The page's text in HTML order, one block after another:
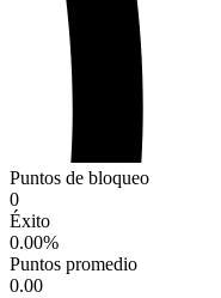
Puntos de bloqueo
0
Éxito
0.00%
Puntos promedio
0.00